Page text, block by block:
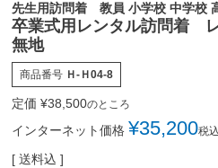
先生用訪問着 教員 小学校 中学校
卒業式用レンタル訪問着
無地
商品番号 Ｈ-Ｈ04-8
定価 ¥38,500のところ
インターネット価格 ¥35,200税込
送料込